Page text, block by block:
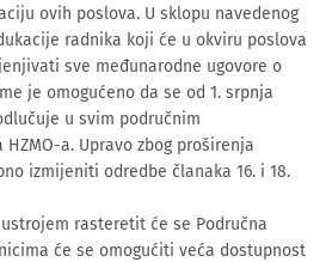
ovih poslova. U sklopu navedenog
radnika koji će u okviru poslova
sve međunarodne ugovore o
je omogućeno da se od 1. srpnja
u svim područnim
a. Upravo zbog proširenja
izmijeniti odredbe članaka 16. i 18.
rasteretit će se Područna
će se omogućiti veća dostupnost